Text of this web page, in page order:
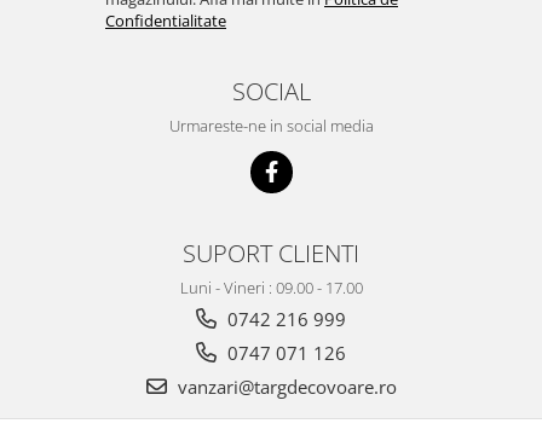
Confidentialitate
SOCIAL
Urmareste-ne in social media
SUPORT CLIENTI
Luni - Vineri : 09.00 - 17.00
0742 216 999
0747 071 126
vanzari@targdecovoare.ro